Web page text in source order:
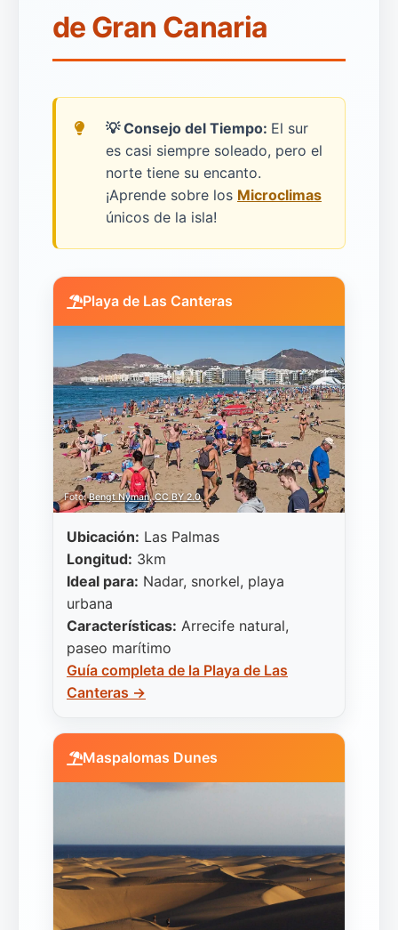
de Gran Canaria
💡Consejo del Tiempo: El sur
es casi siempre soleado, pero el
norte tiene su encanto.
¡Aprende sobre los Microclimas
únicos de la isla!
Playa de Las Canteras
Foto:Bengt Nyman,CC BY 2.0.
Ubicación: Las Palmas
Longitud: 3km
Ideal para: Nadar, snorkel, playa
urbana
Características: Arrecife natural,
paseo marítimo
Guía completa de la Playa de Las
Canteras →
Maspalomas Dunes